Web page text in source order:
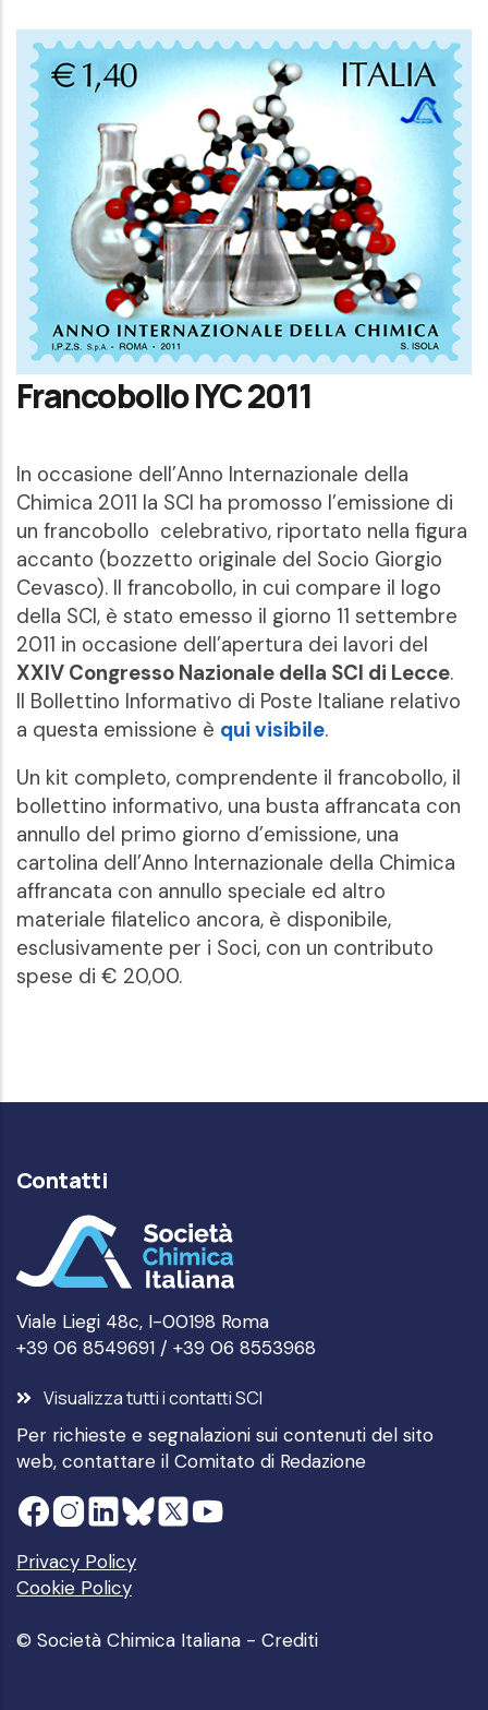
Francobollo IYC 2011
In occasione dell’Anno Internazionale della
Chimica 2011 la SCI ha promosso l’emissione di
un francobollo celebrativo, riportato nella figura
accanto (bozzetto originale del Socio Giorgio
Cevasco). Il francobollo, in cui compare il logo
della SCI, è stato emesso il giorno 11 settembre
2011 in occasione dell’apertura dei lavori del
XXIV Congresso Nazionale della SCI di Lecce.
Il Bollettino Informativo di Poste Italiane relativo
a questa emissione è qui visibile.
Un kit completo, comprendente il francobollo, il
bollettino informativo, una busta affrancata con
annullo del primo giorno d’emissione, una
cartolina dell’Anno Internazionale della Chimica
affrancata con annullo speciale ed altro
materiale filatelico ancora, è disponibile,
esclusivamente per i Soci, con un contributo
spese di € 20,00.
Contatti
Viale Liegi 48c, I-00198 Roma
+39 06 8549691 / +39 06 8553968
Visualizza tutti i contatti SCI
Per richieste e segnalazioni sui contenuti del sito
web, contattare il Comitato di Redazione
Privacy Policy
Cookie Policy
© Società Chimica Italiana - Crediti